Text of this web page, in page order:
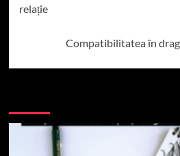
relație
Compatibilitatea în